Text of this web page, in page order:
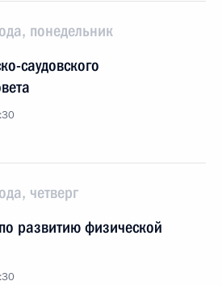
понедельник
саудовского
четверг
развитию физической